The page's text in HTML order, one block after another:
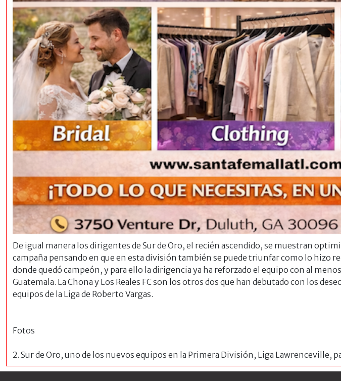
De igual manera los dirigentes de Sur de Oro, el recién ascendido, se muestran
campaña pensando en que en esta división también se puede triunfar como lo hizo
donde quedó campeón, y para ello la dirigencia ya ha reforzado el equipo con al
Guatemala. La Chona y Los Reales FC son los otros dos que han debutado con los
equipos de la Liga de Roberto Vargas.
Fotos
2. Sur de Oro, uno de los nuevos equipos en la Primera División, Liga Lawrenceville,